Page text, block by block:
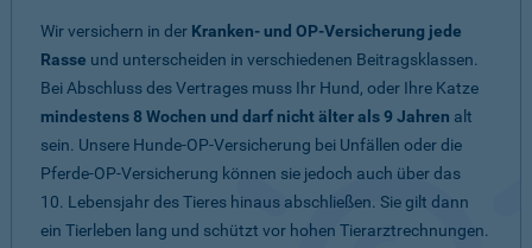
Wir versichern in der Kranken- und OP-Versicherung jede
Rasse und unterscheiden in verschiedenen Beitragsklassen.
Bei Abschluss des Vertrages muss Ihr Hund, oder Ihre Katze
mindestens 8 Wochen und darf nicht älter als 9 Jahren alt
sein. Unsere Hunde-OP-Versicherung bei Unfällen oder die
Pferde-OP-Versicherung können sie jedoch auch über das
10. Lebensjahr des Tieres hinaus abschließen. Sie gilt dann
ein Tierleben lang und schützt vor hohen Tierarztrechnungen.